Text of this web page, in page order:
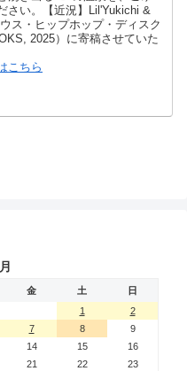
さい。【近況】Lil'Yukichi &
ス・ヒップホップ・ディスク
2025）に寄稿させていた
こちら
金 土
日
1
2
7 8
9
14 15
16
21 22
23